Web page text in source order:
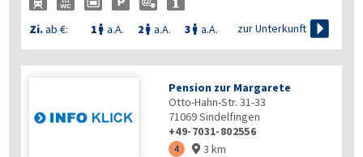
Zi.ab €: 1  a.A. 2  a.A. 3  a.A. zur Unterkunft 
Pension zur Margarete
Otto-Hahn-Str. 31-33
71069Sindelfingen
+49-7031-802556
4  3 km